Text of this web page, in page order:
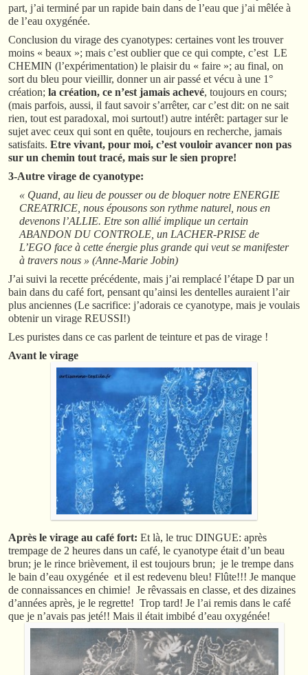
part, j’ai terminé par un rapide bain dans de l’eau que j’ai mêlée à
de l’eau oxygénée.
Conclusion du virage des cyanotypes: certaines vont les trouver
moins « beaux »; mais c’est oublier que ce qui compte, c’est LE
CHEMIN (l’expérimentation) le plaisir du « faire »; au final, on
sort du bleu pour vieillir, donner un air passé et vécu à une 1°
création; la création, ce n’est jamais achevé, toujours en cours;
(mais parfois, aussi, il faut savoir s’arrêter, car c’est dit: on ne sait
rien, tout est paradoxal, moi surtout!) autre intérêt: partager sur le
sujet avec ceux qui sont en quête, toujours en recherche, jamais
satisfaits. Etre vivant, pour moi, c’est vouloir avancer non pas
sur un chemin tout tracé, mais sur le sien propre!
3-Autre virage de cyanotype:
« Quand, au lieu de pousser ou de bloquer notre ENERGIE
CREATRICE, nous épousons son rythme naturel, nous en
devenons l’ALLIE. Etre son allié implique un certain
ABANDON DU CONTROLE, un LACHER-PRISE de
L’EGO face à cette énergie plus grande qui veut se manifester
à travers nous » (Anne-Marie Jobin)
J’ai suivi la recette précédente, mais j’ai remplacé l’étape D par un
bain dans du café fort, pensant qu’ainsi les dentelles auraient l’air
plus anciennes (Le sacrifice: j’adorais ce cyanotype, mais je voulais
obtenir un virage REUSSI!)
Les puristes dans ce cas parlent de teinture et pas de virage !
Avant le virage
Après le virage au café fort: Et là, le truc DINGUE: après
trempage de 2 heures dans un café, le cyanotype était d’un beau
brun; je le rince brièvement, il est toujours brun; je le trempe dans
le bain d’eau oxygénée et il est redevenu bleu! Flûte!!! Je manque
de connaissances en chimie! Je rêvassais en classe, et des dizaines
d’années après, je le regrette! Trop tard! Je l’ai remis dans le café
que je n’avais pas jeté!! Mais il était imbibé d’eau oxygénée!